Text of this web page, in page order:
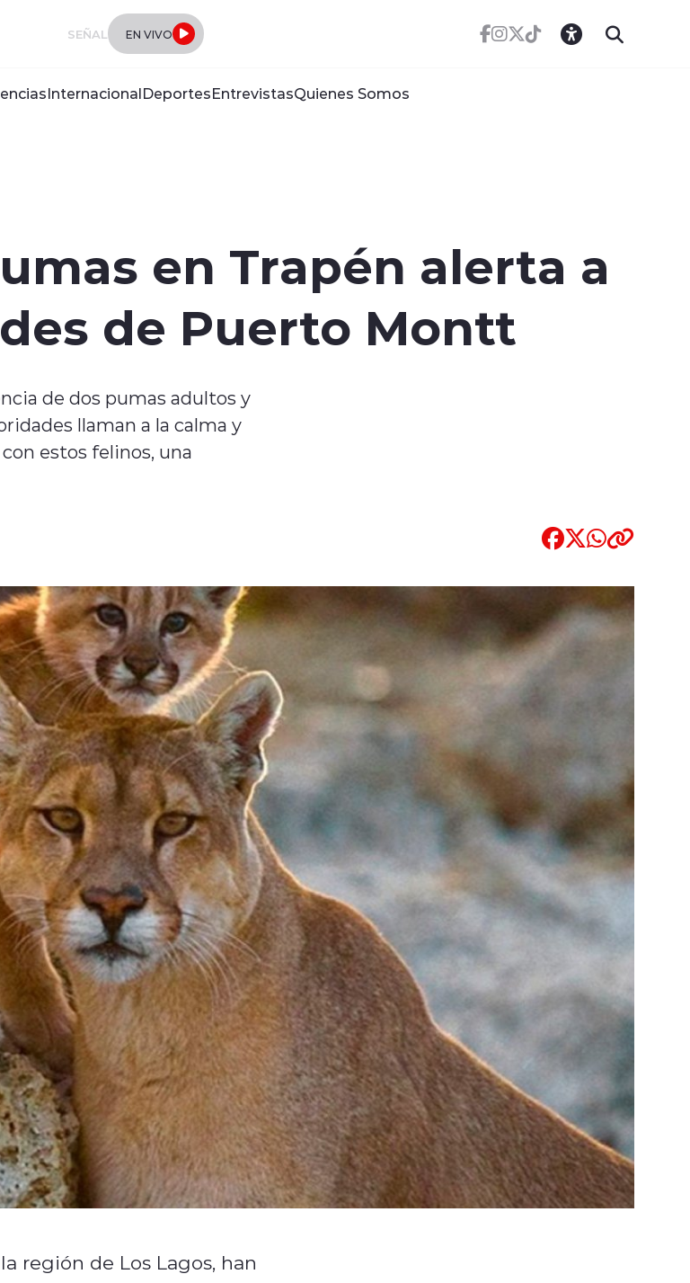
SEÑAL EN VIVO
InternacionalDeportesEntrevistasQuienes Somos
en Trapén alerta a
de Puerto Montt
de dos pumas adultos y
llaman a la calma y
estos felinos, una
región de Los Lagos, han